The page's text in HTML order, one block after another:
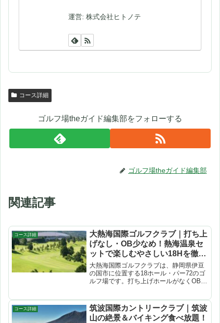
運営: 株式会社ヒトノテ
コース詳細
ゴルフ場theガイド編集部をフォローする
ゴルフ場theガイド編集部
関連記事
コース詳細
大熱海国際ゴルフクラブ｜打ち上
げなし・OB少なめ！熱海温泉セ
ットで楽しむやさしい18Hを徹底
解説
大熱海国際ゴルフクラブは、静岡県伊豆
の国市に位置する18ホール・パー72のゴ
ルフ場です。打ち上げホールがなくOBも
楽しめる「ゴルフ+温泉旅行」の定番コ
ース。伊豆スカイラ...
コース詳細
筑波国際カントリークラブ｜筑波
山の絶景＆バイキング食べ放題！